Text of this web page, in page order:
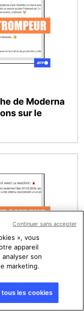
de Moderna
sur le
vaccin
des
», vous
appareil
son
marketing.
les cookies
Continuer sans accepter